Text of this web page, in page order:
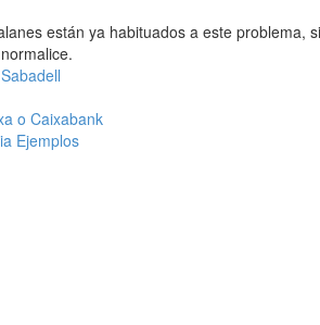
están ya habituados a este problema,
o Caixabank
Ejemplos